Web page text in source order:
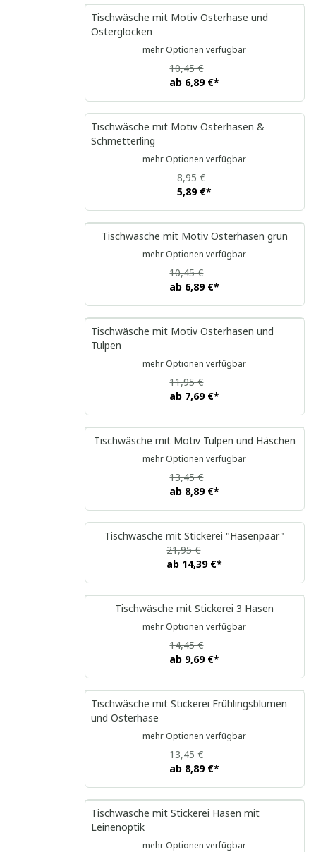
Tischwäsche mit Motiv Osterhase und
Osterglocken
mehr Optionen verfügbar
ab 6,89 €*
10,45 €
Tischwäsche mit Motiv Osterhasen &
Schmetterling
mehr Optionen verfügbar
5,89 €*
8,95 €
Tischwäsche mit Motiv Osterhasen grün
mehr Optionen verfügbar
ab 6,89 €*
10,45 €
Tischwäsche mit Motiv Osterhasen und
Tulpen
mehr Optionen verfügbar
ab 7,69 €*
11,95 €
Tischwäsche mit Motiv Tulpen und Häschen
mehr Optionen verfügbar
ab 8,89 €*
13,45 €
Tischwäsche mit Stickerei "Hasenpaar"
ab 14,39 €*
21,95 €
Tischwäsche mit Stickerei 3 Hasen
mehr Optionen verfügbar
ab 9,69 €*
14,45 €
Tischwäsche mit Stickerei Frühlingsblumen
und Osterhase
mehr Optionen verfügbar
ab 8,89 €*
13,45 €
Tischwäsche mit Stickerei Hasen mit
Leinenoptik
mehr Optionen verfügbar